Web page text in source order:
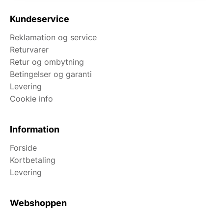
Kundeservice
Reklamation og service
Returvarer
Retur og ombytning
Betingelser og garanti
Levering
Cookie info
Information
Forside
Kortbetaling
Levering
Webshoppen